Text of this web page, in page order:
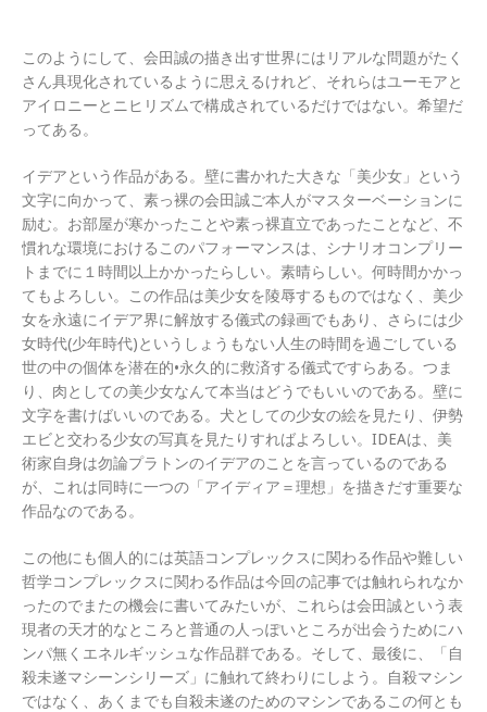
このようにして、会田誠の描き出す世界にはリアルな問題がたく
さん具現化されているように思えるけれど、それらはユーモアと
アイロニーとニヒリズムで構成されているだけではない。希望だ
ってある。
イデアという作品がある。壁に書かれた大きな「美少女」という
文字に向かって、素っ裸の会田誠ご本人がマスターベーションに
励む。お部屋が寒かったことや素っ裸直立であったことなど、不
慣れな環境におけるこのパフォーマンスは、シナリオコンプリー
トまでに１時間以上かかったらしい。素晴らしい。何時間かかっ
てもよろしい。この作品は美少女を陵辱するものではなく、美少
女を永遠にイデア界に解放する儀式の録画でもあり、さらには少
女時代(少年時代)というしょうもない人生の時間を過ごしている
世の中の個体を潜在的•永久的に救済する儀式ですらある。つま
り、肉としての美少女なんて本当はどうでもいいのである。壁に
文字を書けばいいのである。犬としての少女の絵を見たり、伊勢
エビと交わる少女の写真を見たりすればよろしい。IDEAは、美
術家自身は勿論プラトンのイデアのことを言っているのである
が、これは同時に一つの「アイディア＝理想」を描きだす重要な
作品なのである。
この他にも個人的には英語コンプレックスに関わる作品や難しい
哲学コンプレックスに関わる作品は今回の記事では触れられなか
ったのでまたの機会に書いてみたいが、これらは会田誠という表
現者の天才的なところと普通の人っぽいところが出会うためにハ
ンパ無くエネルギッシュな作品群である。そして、最後に、「自
殺未遂マシーンシリーズ」に触れて終わりにしよう。自殺マシン
ではなく、あくまでも自殺未遂のためのマシンであるこの何とも